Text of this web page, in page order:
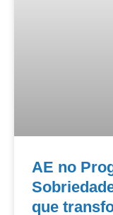
AE no
que